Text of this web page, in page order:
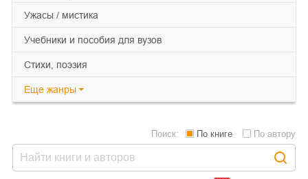
ужасы / мистика
учебники и пособия для вузов
cтихи, поэзия
Еще жанры
Поиск: По книге По автору